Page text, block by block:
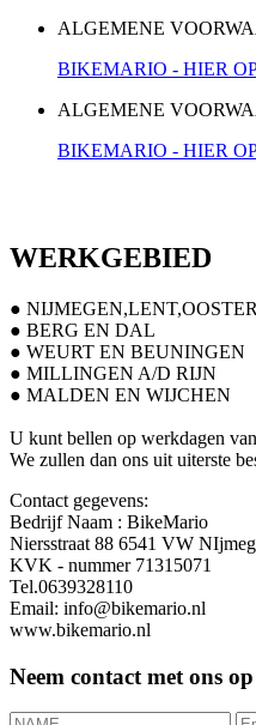
ALGEMENE
BIKEMARIO - HIER
ALGEMENE
BIKEMARIO - HIER
WERKGEBIED
●
● BERG EN DAL
● WEURT EN BEUNINGEN
● MILLINGEN A/D RIJN
● MALDEN EN WIJCHEN
U kunt bellen op werkdagen
We zullen dan ons uit uiterste
Contact gegevens:
Bedrijf Naam : BikeMario
Niersstraat 88 6541 VW
KVK - nummer 71315071
Tel.0639328110
Email: info@bikemario.nl
www.bikemario.nl
Neem contact met ons op